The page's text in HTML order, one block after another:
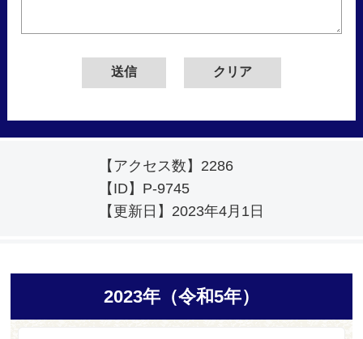
【アクセス数】 2286
【ID】 P-9745
【更新日】 2023年4月1日
2023年（令和5年）